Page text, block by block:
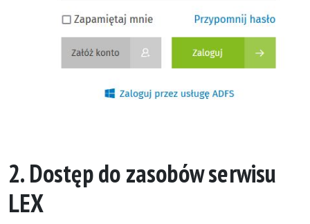
2. Dostęp do zasobów serwisu
LEX